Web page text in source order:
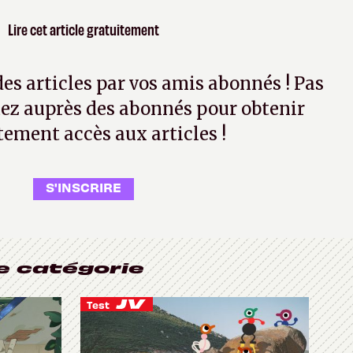
Lire cet article gratuitement
articles par vos amis abonnés ! Pas
auprès des abonnés pour obtenir
accès aux articles !
S'INSCRIRE
catégorie
Test